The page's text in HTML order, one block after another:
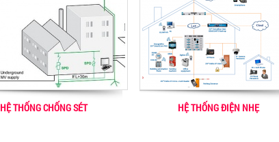
HỆ THỐNG CHỐNG SÉT HỆ THỐNG ĐIỆN NHẸ